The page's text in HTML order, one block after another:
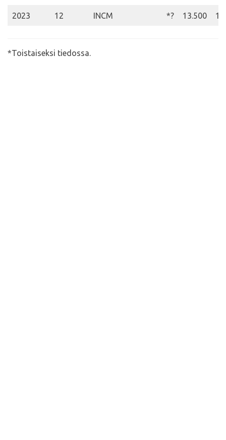
2023 12 INCM *? 13.500
*Toistaiseksi tiedossa.